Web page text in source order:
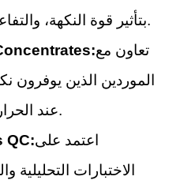
بتأثير قوة النكهة، والتفاعلات، وخصائص الجهاز.
تعاون مع
الموردين الذين
عند الحرارة، وموثقة بشكل جيد.
QC:اعتمد على
الاختبارات